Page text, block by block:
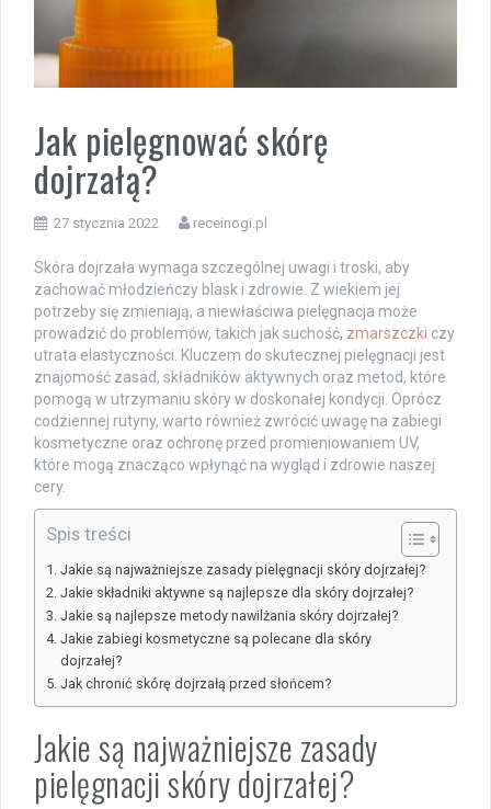
Jak pielęgnować skórę
dojrzałą?
27 stycznia 2022 receinogi.pl
Skóra dojrzała wymaga szczególnej uwagi i troski, aby
zachować młodzieńczy blask i zdrowie. Z wiekiem jej
potrzeby się zmieniają, a niewłaściwa pielęgnacja może
prowadzić do problemów, takich jak suchość, zmarszczki czy
utrata elastyczności. Kluczem do skutecznej pielęgnacji jest
znajomość zasad, składników aktywnych oraz metod, które
pomogą w utrzymaniu skóry w doskonałej kondycji. Oprócz
codziennej rutyny, warto również zwrócić uwagę na zabiegi
kosmetyczne oraz ochronę przed promieniowaniem UV,
które mogą znacząco wpłynąć na wygląd i zdrowie naszej
cery.
Spis treści
Jakie są najważniejsze zasady pielęgnacji skóry dojrzałej?
Jakie składniki aktywne są najlepsze dla skóry dojrzałej?
Jakie są najlepsze metody nawilżania skóry dojrzałej?
Jakie zabiegi kosmetyczne są polecane dla skóry
dojrzałej?
Jak chronić skórę dojrzałą przed słońcem?
Jakie są najważniejsze zasady
pielęgnacji skóry dojrzałej?